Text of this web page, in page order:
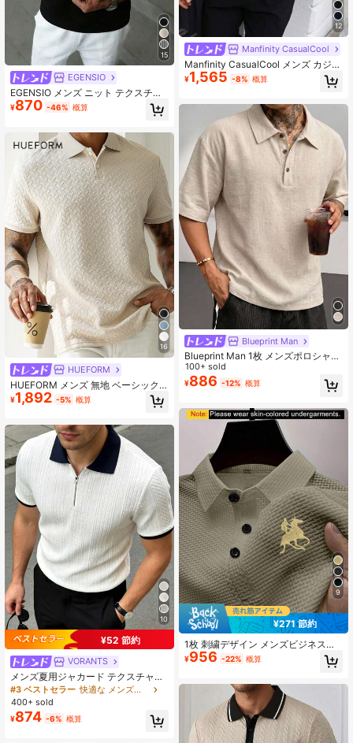
15
EGENSIO
EGENSIO メンズ ニット テクスチャ
ード ジャカード リブ 無地 ポロシャ
ツ
¥870 -46% 概算
16
HUEFORM
HUEFORM メンズ 無地 ベーシック
ポロシャツ ターンダウンカラー フロ
ントボタン 半袖 シンプル、カジュア
¥1,892 -5% 概算
10
¥52 節約
VORANTS
メンズ夏用ジャカード テクスチャー
配色ハーフジップ ポロシャツ、カジ
ュアル ミニマリスト アーバン マチ
ュア ブリティッシュ ジェントルマン
スタイル、スマートカジュアル
#3 ベストセラー
快適な メンズポロシャツ
400+ sold
¥874 -6% 概算
12
Manfinity CasualCool
Manfinity CasualCool メンズ カジュ
アル バケーション ブラック＆ベージ
ュ 幾何学ダイヤモンド柄 ジャガード
ーチ プロム
¥1,565 -8% 概算
Blueprint Man
Blueprint Man 1枚 メンズポロシャ
ツ、ライトカラー フェイクリネン テ
クスチャー ポロカラー 半袖Tシャ
ツ、ドレープ感のあるフェイクリネ
アル ライトビジネス通勤、デイリー
通勤 ビジネスカジュアル 春夏ウェア
またはレイヤリングに適しています
100+ sold
¥886 -12% 概算
9
¥271 節約
1枚 刺繍デザイン メンズビジネスカ
ジュアルポロシャツ、ゴルフ、テニ
ス、アウトドア、レジャーに最適な
¥956 -22% 概算